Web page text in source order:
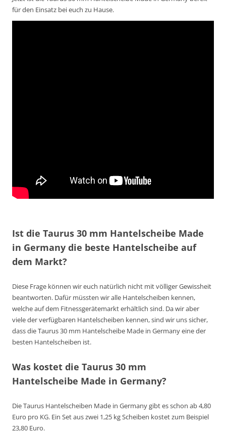
für den Einsatz bei euch zu Hause.
Ist die Taurus 30 mm Hantelscheibe Made
in Germany die beste Hantelscheibe auf
dem Markt?
Diese Frage können wir euch natürlich nicht mit völliger Gewissheit
beantworten. Dafür müssten wir alle Hantelscheiben kennen,
welche auf dem Fitnessgerätemarkt erhältlich sind. Da wir aber
viele der verfügbaren Hantelscheiben kennen, sind wir uns sicher,
dass die Taurus 30 mm Hantelscheibe Made in Germany eine der
besten Hantelscheiben ist.
Was kostet die Taurus 30 mm
Hantelscheibe Made in Germany?
Die Taurus Hantelscheiben Made in Germany gibt es schon ab 4,80
Euro pro KG. Ein Set aus zwei 1,25 kg Scheiben kostet zum Beispiel
23,80 Euro.